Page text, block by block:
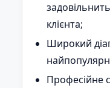
клієнта;
Широкий
Професійне